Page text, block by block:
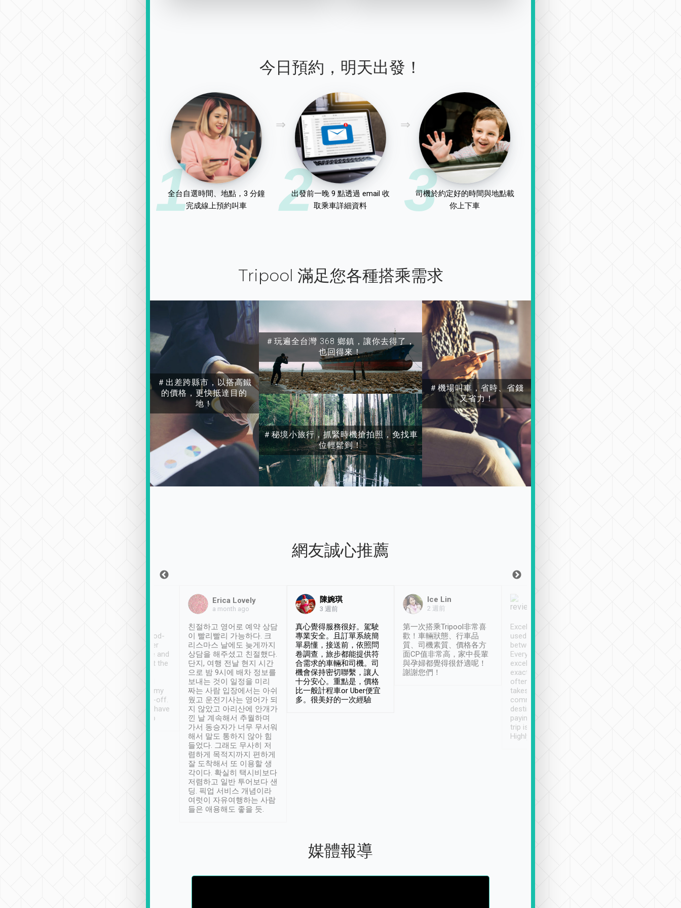
今日預約，明天出發！
1
全台自選時間、地點，3 分鐘
完成線上預約叫車
2
出發前一晚 9 點透過 email 收
取乘車詳細資料
3
司機於約定好的時間與地點載
你上下車
Tripool 滿足您各種搭乘需求
＃出差跨縣市，以搭高鐵
的價格，更快抵達目的
地！
＃玩遍全台灣 368 鄉鎮，讓你去得了，
也回得來！
＃秘境小旅行，抓緊時機搶拍照，免找車
位輕鬆到！
＃機場叫車，省時、省錢
又省力！
網友誠心推薦
service, vehicles in good-
condition and the driver
service was awesome and
thoughtful. Driver went the
have safely arrived at my
destination after drop-off.
Definitely something I have
not seen elsewhere 👍
Erica Lovely
a month ago
친절하고 영어로 예약 상담
이 빨리빨리 가능하다. 크
리스마스 날에도 늦게까지
상담을 해주셨고 친절했다.
단지, 여행 전날 현지 시간
으로 밤 9시에 배차 정보를
보내는 것이 일정을 미리
짜는 사람 입장에서는 아쉬
웠고 운전기사는 영어가 되
지 않았고 아리산에 안개가
낀 날 계속해서 추월하며
가서 동승자가 너무 무서워
해서 말도 통하지 않아 힘
들었다. 그래도 무사히 저
렴하게 목적지까지 편하게
잘 도착해서 또 이용할 생
각이다. 확실히 택시비보다
저렴하고 일반 투어보다 샌
딩. 픽업 서비스 개념이라
여럿이 자유여행하는 사람
들은 애용해도 좋을 듯.
陳婉琪
3 週前
真心覺得服務很好。駕駛
專業安全。且訂單系統簡
單易懂，接送前，依照問
卷調查，旅步都能提供符
合需求的車輛和司機。司
機會保持密切聯繫，讓人
十分安心。重點是，價格
比一般計程車or Uber便宜
多。很美好的一次經驗
Ice Lin
2 週前
第一次搭乘Tripool非常喜
歡！車輛狀態、行車品
質、司機素質、價格各方
面CP值非常高，家中長輩
與孕婦都覺得很舒適呢！
謝謝您們！
Excellent service. We have
used Tripool to travel
between cities in Taiwan.
Every driver has been
excellent and arrives
exactly on time. As there is
often limited English it
takes the difficulty out of
communicating the
destination details and
paying online prior to the
trip is very convenient.
Highly recommended
媒體報導